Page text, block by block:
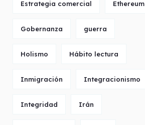
Estrategia comercial Ethereum
Gobernanza guerra
Holismo Hábito lectura
Inmigración Integracionismo
Integridad Irán